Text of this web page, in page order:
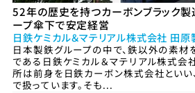
52年の歴史を持つカーボンブラック
ープ傘下で安定経営
日鉄ケミカル＆マテリアル株式会社 田
日本製鉄グループの中で、鉄以外の素
である日鉄ケミカル＆マテリアル株式会
所は前身を日鉄カーボン株式会社といい
で扱っています。そも...